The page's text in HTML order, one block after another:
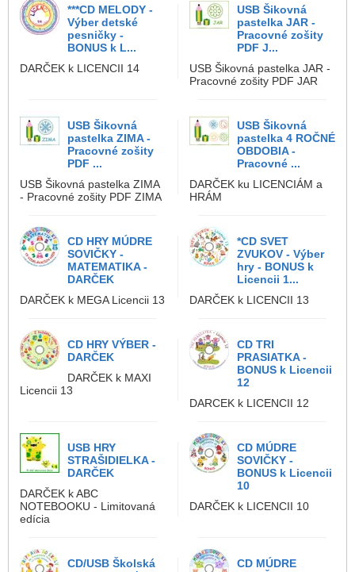
***CD MELODY -
Výber detské
pesničky -
BONUS k L...
DARČEK k LICENCII 14
USB Šikovná
pastelka JAR -
Pracovné zošity
PDF J...
USB Šikovná pastelka JAR -
Pracovné zošity PDF JAR
USB Šikovná
pastelka ZIMA -
Pracovné zošity
PDF ...
USB Šikovná pastelka ZIMA
- Pracovné zošity PDF ZIMA
USB Šikovná
pastelka 4 ROČNÉ
OBDOBIA -
Pracovné ...
DARČEK ku LICENCIÁM a
HRÁM
CD HRY MÚDRE
SOVIČKY -
MATEMATIKA -
DARČEK
DARČEK k MEGA Licencii 13
*CD SVET
ZVUKOV - Výber
hry - BONUS k
Licencii 1...
DARČEK k LICENCII 13
CD HRY VÝBER -
DARČEK
DARČEK k MAXI
Licencii 13
CD TRI
PRASIATKA -
BONUS k Licencii
12
DARCEK k LICENCII 12
USB HRY
STRAŠIDIELKA -
DARČEK
DARČEK k ABC
NOTEBOOKU - Limitovaná
edícia
CD MÚDRE
SOVIČKY -
BONUS k Licencii
10
DARČEK k LICENCII 10
CD/USB Školská
CD MÚDRE